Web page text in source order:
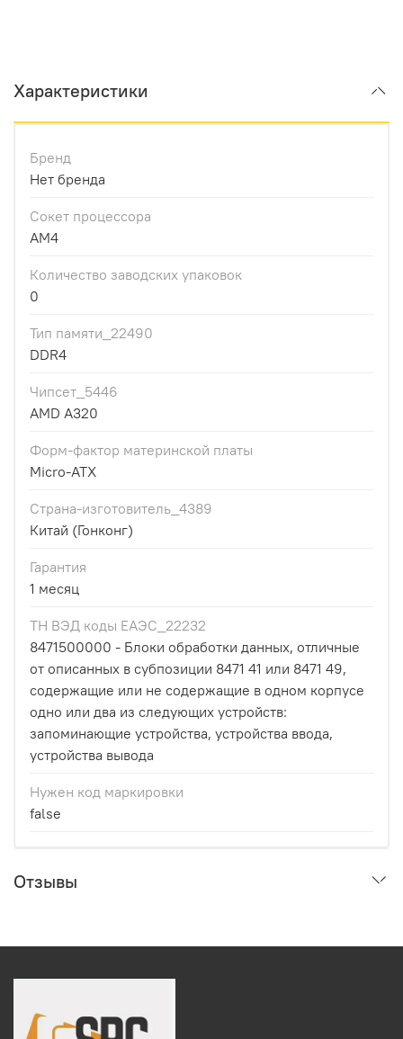
Характеристики
Бренд
Нет бренда
Сокет процессора
AM4
Количество заводских упаковок
0
Тип памяти_22490
DDR4
Чипсет_5446
AMD A320
Форм-фактор материнской платы
Micro-ATX
Страна-изготовитель_4389
Китай (Гонконг)
Гарантия
1 месяц
ТН ВЭД коды ЕАЭС_22232
8471500000 - Блоки обработки данных, отличные
от описанных в субпозиции 8471 41 или 8471 49,
содержащие или не содержащие в одном корпусе
одно или два из следующих устройств:
запоминающие устройства, устройства ввода,
устройства вывода
Нужен код маркировки
false
Отзывы